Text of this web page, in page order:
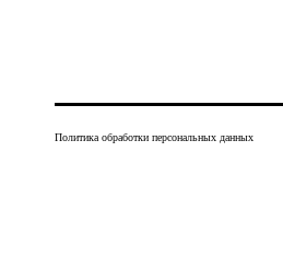
Политика обработки персональных данных